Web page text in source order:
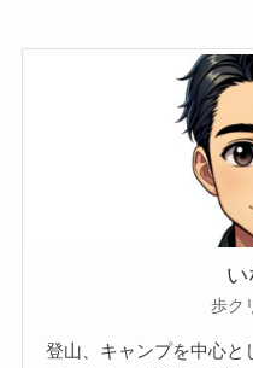
い
歩ク
登山、キャンプを中心と